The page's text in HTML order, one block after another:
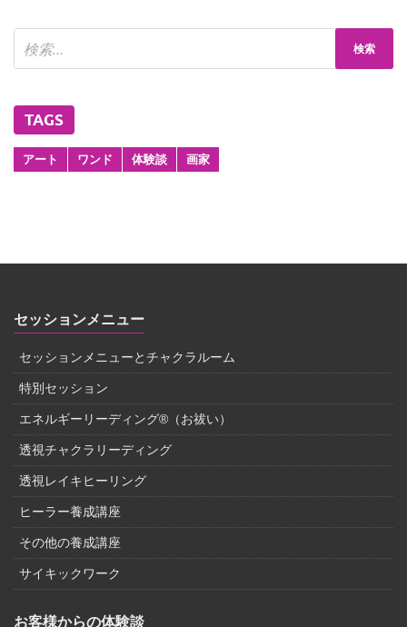
TAGS
アート ワンド 体験談 画家
セッションメニュー
セッションメニューとチャクラルーム
特別セッション
エネルギーリーディング®（お祓い）
透視チャクラリーディング
透視レイキヒーリング
ヒーラー養成講座
その他の養成講座
サイキックワーク
お客様からの体験談